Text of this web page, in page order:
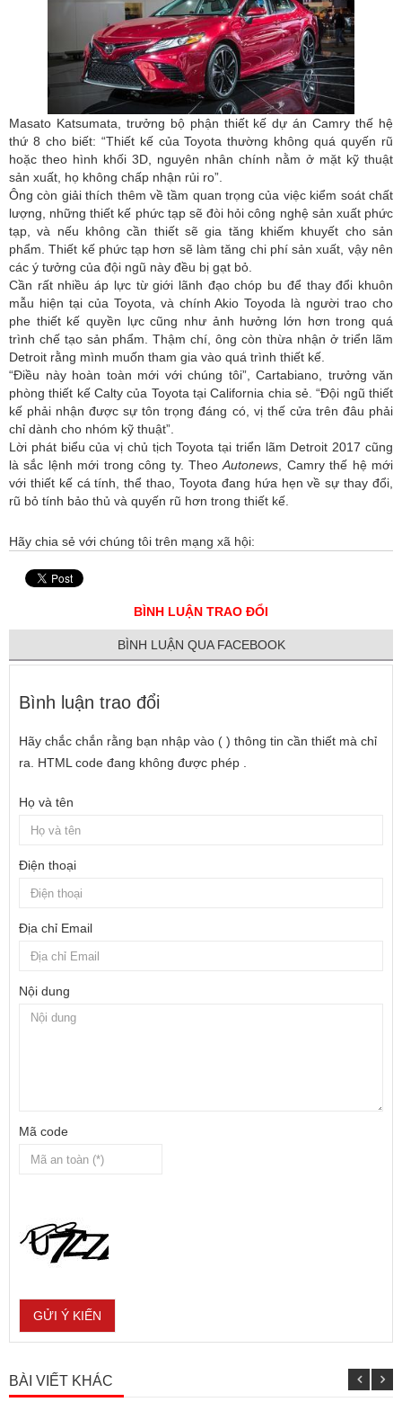
Masato Katsumata, trưởng bộ phận thiết kế dự án Camry thế hệ
thứ 8 cho biết: “Thiết kế của Toyota thường không quá quyến rũ
hoặc theo hình khối 3D, nguyên nhân chính nằm ở mặt kỹ thuật
sản xuất, họ không chấp nhận rủi ro”.
Ông còn giải thích thêm về tầm quan trọng của việc kiểm soát chất
lượng, những thiết kế phức tạp sẽ đòi hỏi công nghệ sản xuất phức
tạp, và nếu không cần thiết sẽ gia tăng khiếm khuyết cho sản
phẩm. Thiết kế phức tạp hơn sẽ làm tăng chi phí sản xuất, vậy nên
các ý tưởng của đội ngũ này đều bị gạt bỏ.
Cần rất nhiều áp lực từ giới lãnh đạo chóp bu để thay đổi khuôn
mẫu hiện tại của Toyota, và chính Akio Toyoda là người trao cho
phe thiết kế quyền lực cũng như ảnh hưởng lớn hơn trong quá
trình chế tạo sản phẩm. Thậm chí, ông còn thừa nhận ở triển lãm
Detroit rằng mình muốn tham gia vào quá trình thiết kế.
“Điều này hoàn toàn mới với chúng tôi”, Cartabiano, trưởng văn
phòng thiết kế Calty của Toyota tại California chia sẻ. “Đội ngũ thiết
kế phải nhận được sự tôn trọng đáng có, vị thế cửa trên đâu phải
chỉ dành cho nhóm kỹ thuật”.
Lời phát biểu của vị chủ tịch Toyota tại triển lãm Detroit 2017 cũng
là sắc lệnh mới trong công ty. TheoAutonews , Camry thế hệ mới
với thiết kế cá tính, thể thao, Toyota đang hứa hẹn về sự thay đổi,
rũ bỏ tính bảo thủ và quyến rũ hơn trong thiết kế.
Hãy chia sẻ với chúng tôi trên mạng xã hội:
BÌNH LUẬN TRAO ĐỔI
BÌNH LUẬN QUA FACEBOOK
Bình luận trao đổi
Hãy chắc chắn rằng bạn nhập vào ( ) thông tin cần thiết mà chỉ
ra. HTML code đang không được phép .
Họ và tên
Điện thoại
Địa chỉ Email
Nội dung
Mã code
BÀI VIẾT KHÁC